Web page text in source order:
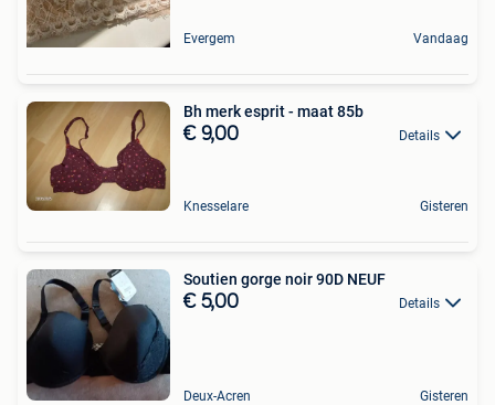
Evergem Vandaag
Bh merk esprit - maat 85b
€ 9,00 Details
Knesselare Gisteren
Soutien gorge noir 90D NEUF
€ 5,00 Details
Deux-Acren Gisteren